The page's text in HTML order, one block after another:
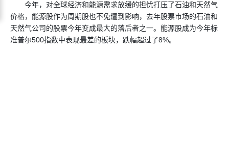
今年，对全球经济和能源需求放缓的担忧打压了石油和天然气
价格，能源股作为周期股也不免遭到影响，去年股票市场的石油和
天然气公司的股票今年变成最大的落后者之一。能源股成为今年标
准普尔500指数中表现最差的板块，跌幅超过了8%。